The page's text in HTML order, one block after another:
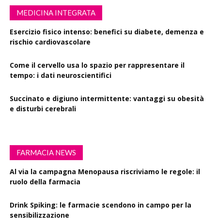
MEDICINA INTEGRATA
Esercizio fisico intenso: benefici su diabete, demenza e
rischio cardiovascolare
Come il cervello usa lo spazio per rappresentare il
tempo: i dati neuroscientifici
Succinato e digiuno intermittente: vantaggi su obesità
e disturbi cerebrali
FARMACIA NEWS
Al via la campagna Menopausa riscriviamo le regole: il
ruolo della farmacia
Drink Spiking: le farmacie scendono in campo per la
sensibilizzazione